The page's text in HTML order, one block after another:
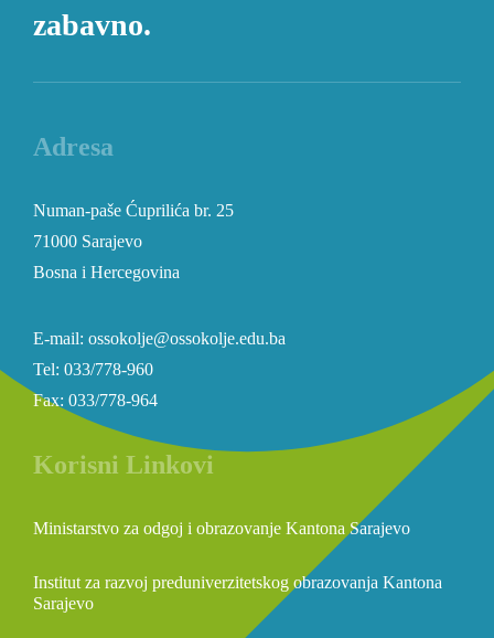
zabavno.
Adresa
Numan-paše Ćuprilića br. 25
71000 Sarajevo
Bosna i Hercegovina
E-mail: ossokolje@ossokolje.edu.ba
Tel: 033/778-960
Fax: 033/778-964
Korisni Linkovi
Ministarstvo za odgoj i obrazovanje Kantona Sarajevo
Institut za razvoj preduniverzitetskog obrazovanja Kantona
Sarajevo